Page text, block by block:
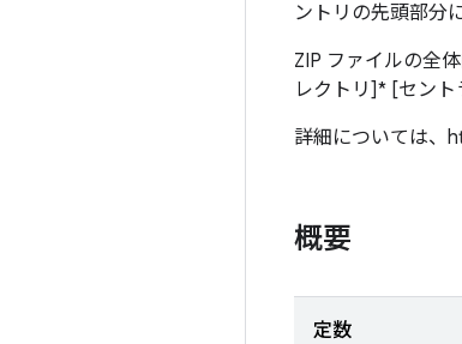
ントリの先頭部分
ZIP ファイルの全
レクトリ]* [セント
詳細については、
概要
定数